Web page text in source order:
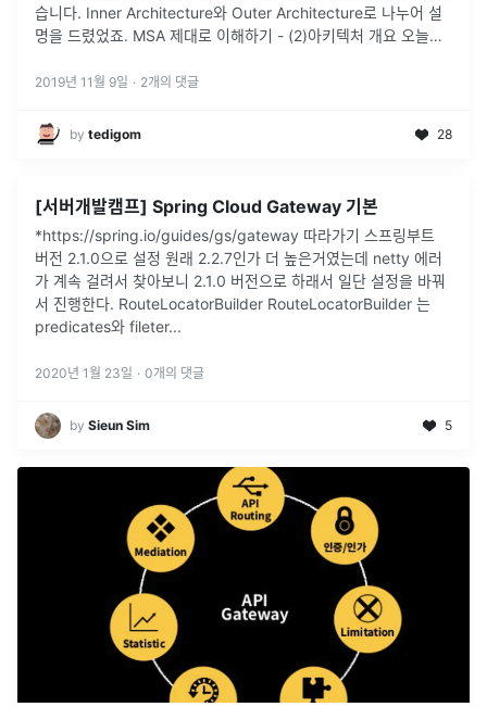
습니다. Inner Architecture와 Outer Architecture로 나누어 설
명을 드렸었죠. MSA 제대로 이해하기 - (2)아키텍처 개요 오늘은
2019년 11월 9일 · 2개의 댓글
by tedigom 28
[서버개발캠프] Spring Cloud Gateway 기본
*https://spring.io/guides/gs/gateway 따라가기 스프링부트
버전 2.1.0으로 설정 원래 2.2.7인가 더 높은거였는데 netty 에러
가 계속 걸려서 찾아보니 2.1.0 버전으로 하래서 일단 설정을 바꿔
서 진행한다. RouteLocatorBuilder RouteLocatorBuilder 는
predicates와 fileter...
2020년 1월 23일 · 0개의 댓글
by Sieun Sim 5